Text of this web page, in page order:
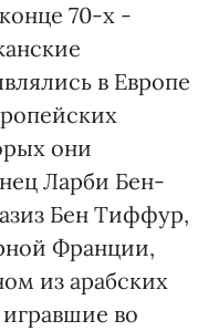
70-х -
в Европе
они
Ларби Бен-
Бен Тиффур,
Франции,
из арабских
во